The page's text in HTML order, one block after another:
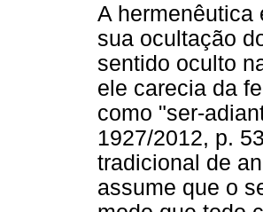
A hermenêutica
sua ocultação
sentido oculto
ele carecia da
como "ser-
1927/2012, p.
tradicional de
assume que o